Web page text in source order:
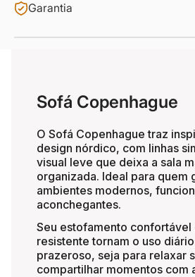
Garantia
Sofá Copenhague
O Sofá Copenhague traz
design nórdico, com linhas
visual leve que deixa a sala
organizada. Ideal para quem
ambientes modernos,
aconchegantes.
Seu estofamento confortável
resistente tornam o uso
prazeroso, seja para relaxar
compartilhar momentos com